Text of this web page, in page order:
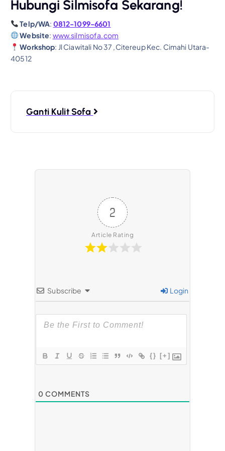
Hubungi Silmisofa Sekarang!
Telp/WA: 0812-1099-6601
Website: www.silmisofa.com
Workshop: Jl Ciawitali No 37 ,Citereup Kec. Cimahi Utara-
40512
Ganti Kulit Sofa
2
Article Rating
Subscribe Login
{} [+]
0 COMMENTS